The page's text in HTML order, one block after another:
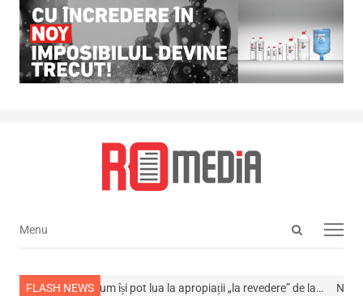
Open
Menu
Menu
FLASH NEWS
din viață Cum își pot lua la apropiații „la revedere” de la… NEWS